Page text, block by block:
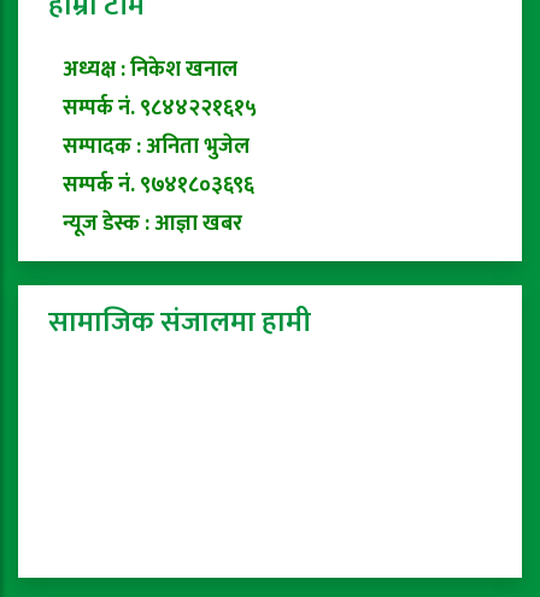
अध्यक्ष : निकेश खनाल
सम्पर्क नं. ९८४४२२१६१५
सम्पादक : अनिता भुजेल
सम्पर्क नं. ९७४१८०३६९६
न्यूज डेस्क : आज्ञा खबर
सामाजिक संजालमा हामी